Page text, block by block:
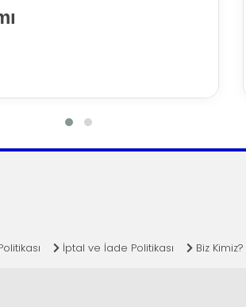
İptal ve İade Politikası Biz Kimiz?